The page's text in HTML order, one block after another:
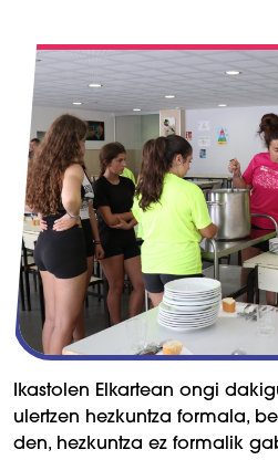
Ikastolen Elkartean ongi
ulertzen hezkuntza formala,
den, hezkuntza ez formalik